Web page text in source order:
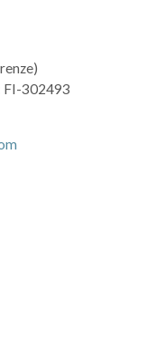
FI-302493